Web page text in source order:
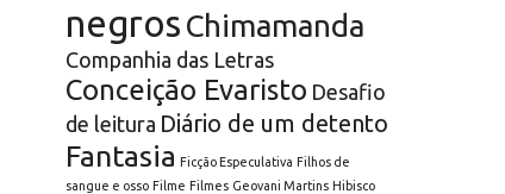
negros Chimamanda
Companhia das Letras
Conceição Evaristo Desafio
de leitura Diário de um detento
Fantasia Ficção Especulativa Filhos de
sangue e osso Filme Filmes Geovani Martins Hibisco